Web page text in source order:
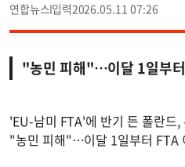
연합뉴스 2026.05.11 07:26
"농민 피해"…이달 1일부
'EU-남미 FTA'에 반기 든 폴란드,
"농민 피해"…이달 1일부터 FTA